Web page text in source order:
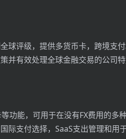
球评级，提供多货币卡，跨境支
并有效处理全球金融交易的公司特
功能，可用于在没有FX费用的多
际支付选择，SaaS支出管理和用